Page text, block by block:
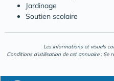
Jardinage
Soutien scolaire
Les informations et visuels
Conditions d'utilisation de cet annuaire : Se